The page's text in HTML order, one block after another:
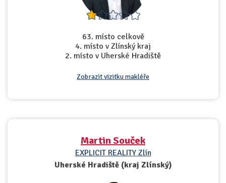
63. místo celkově
4. místo v Zlínský kraj
2. místo v Uherské Hradiště
Zobrazit vizitku makléře
Martin Souček
EXPLICIT REALITY Zlín
Uherské Hradiště (kraj Zlínský)